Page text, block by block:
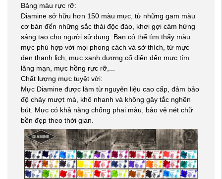
Bảng màu rực rỡ:
Diamine sở hữu hơn 150 màu mực, từ những gam màu
cơ bản đến những sắc thái độc đáo, khơi gợi cảm hứng
sáng tạo cho người sử dụng. Bạn có thể tìm thấy màu
mực phù hợp với mọi phong cách và sở thích, từ mực
đen thanh lịch, mực xanh dương cổ điển đến mực tím
lãng mạn, mực hồng rực rỡ,...
Chất lượng mực tuyệt vời:
Mực Diamine được làm từ nguyên liệu cao cấp, đảm bảo
độ chảy mượt mà, khô nhanh và không gây tắc nghẽn
bút. Mực có khả năng chống phai màu, bảo vệ nét chữ
bền đẹp theo thời gian.